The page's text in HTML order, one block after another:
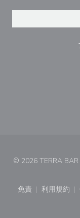
© 2026 TERRA
免責
((新しいウィン
利用規約
((新